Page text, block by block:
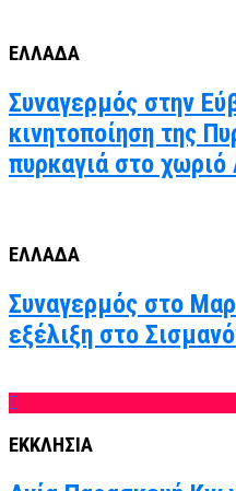
ΕΛΛΑΔΑ
Συναγερμός στην
κινητοποίηση της
πυρκαγιά στο χωριό
ΕΛΛΑΔΑ
Συναγερμός στο
εξέλιξη στο
ΕΚΚΛΗΣΙΑ